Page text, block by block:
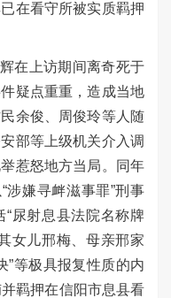
在看守所被实质羁押
在上访期间离奇死于
疑点重重，造成当地
余俊、周俊玲等人随
部等上级机关介入调
惹怒地方当局。同年
涉嫌寻衅滋事罪”刑事
尿射息县法院名称牌
女儿邢梅、母亲邢家
”等极具报复性质的内
羁押在信阳市息县看